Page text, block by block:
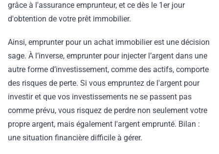
grâce à l'assurance emprunteur, et ce dès le 1er jour
d'obtention de votre prêt immobilier.
Ainsi, emprunter pour un achat immobilier est une décision
sage. À l’inverse, emprunter pour injecter l’argent dans une
autre forme d’investissement, comme des actifs, comporte
des risques de perte. Si vous empruntez de l'argent pour
investir et que vos investissements ne se passent pas
comme prévu, vous risquez de perdre non seulement votre
propre argent, mais également l'argent emprunté. Bilan :
une situation financière difficile à gérer.